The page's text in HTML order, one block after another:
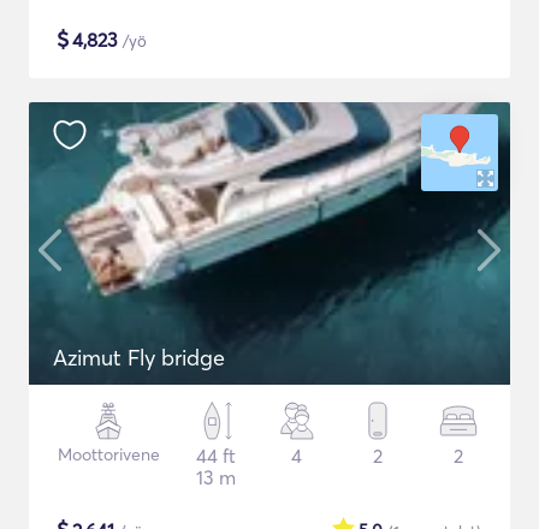
$4,823 /yö
Azimut Fly bridge
Moottorivene
44 ft
13 m
4 2 2